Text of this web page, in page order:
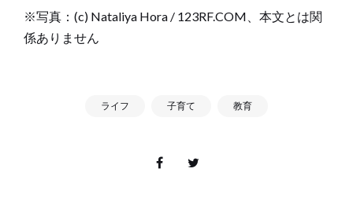
※写真：(c) Nataliya Hora / 123RF.COM、本文とは関
係ありません
ライフ 子育て 教育